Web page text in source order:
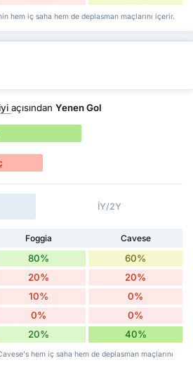
hem iç saha hem de deplasman maçlarını içerir.
açısından Yenen Gol
İY/2Y
Foggia
Cavese
80% 60%
20% 20%
10% 0%
0% 0%
20% 40%
hem iç saha hem de deplasman maçlarını